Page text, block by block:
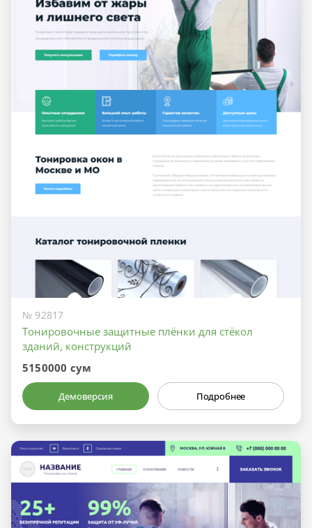
№ 92817
Тонировочные защитные плёнки для стёкол
зданий, конструкций
5150000 сум
Демоверсия Подробнее